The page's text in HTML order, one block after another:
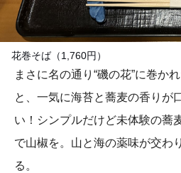
花巻そば（1,760円）
まさに名の通り“磯の花”に巻か
と、一気に海苔と蕎麦の香りが
い！シンプルだけど未体験の蕎
で山椒を。山と海の薬味が交わ
る。